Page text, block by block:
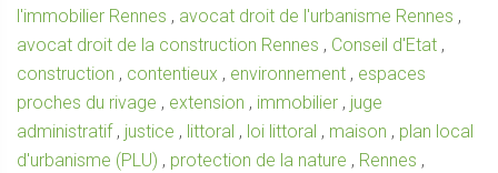
l'immobilier Rennes , avocat droit de l'urbanisme Rennes ,
avocat droit de la construction Rennes , Conseil d'Etat ,
construction , contentieux , environnement , espaces
proches du rivage , extension , immobilier , juge
administratif, justice , littoral , loi littoral , maison , plan local
d'urbanisme (PLU) , protection de la nature , Rennes ,